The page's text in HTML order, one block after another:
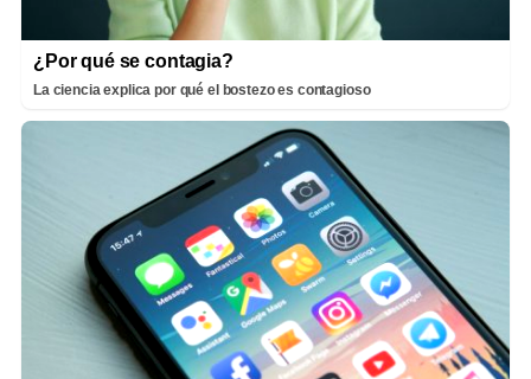
¿Por qué se contagia?
La ciencia explica por qué el bostezo es contagioso